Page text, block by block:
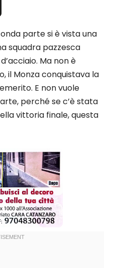
parte si è vista una
squadra pazzesca
Ma non è
il Monza conquistava la
E non vuole
perché se c’è stata
vittoria finale, questa